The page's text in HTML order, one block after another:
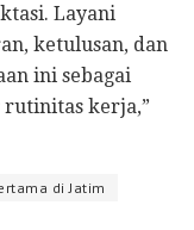
Layani
ketulusan, dan
ini sebagai
rutinitas kerja,”
di Jatim